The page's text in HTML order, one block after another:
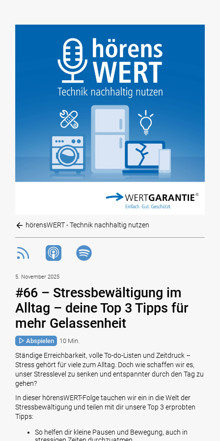
hörensWERT - Technik nachhaltig nutzen
5. November 2025
#66 – Stressbewältigung im
Alltag – deine Top 3 Tipps für
mehr Gelassenheit
Abspielen 10 Min.
Ständige Erreichbarkeit, volle To-do-Listen und Zeitdruck –
Stress gehört für viele zum Alltag. Doch wie schaffen wir es,
unser Stresslevel zu senken und entspannter durch den Tag zu
gehen?
In dieser hörensWERT-Folge tauchen wir ein in die Welt der
Stressbewältigung und teilen mit dir unsere Top 3 erprobten
Tipps:
So helfen dir kleine Pausen und Bewegung, auch in